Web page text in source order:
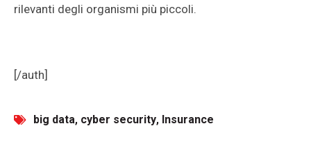
rilevanti degli organismi più piccoli.
[/auth]
big data, cyber security, Insurance